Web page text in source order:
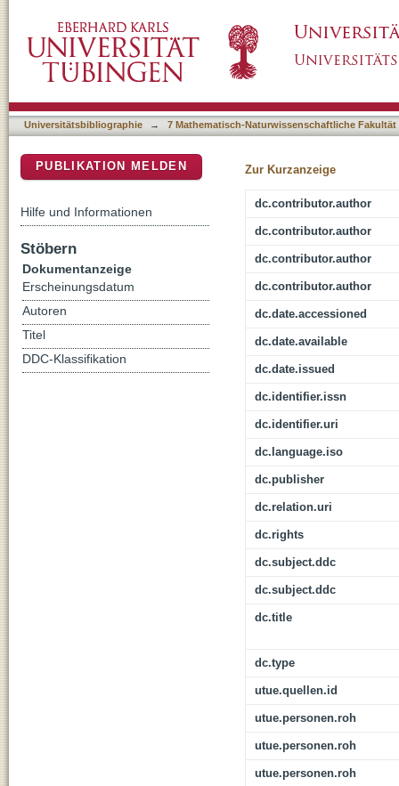
Universitätsbibliographie → 7 Mathematisch-Naturwissenschaftliche Fakultät
Zur Kurzanzeige
dc.contributor.author
dc.contributor.author
dc.contributor.author
dc.contributor.author
dc.date.accessioned
dc.date.available
dc.date.issued
dc.identifier.issn
dc.identifier.uri
dc.language.iso
dc.publisher
dc.relation.uri
dc.rights
dc.subject.ddc
dc.subject.ddc
dc.title
dc.type
utue.quellen.id
utue.personen.roh
utue.personen.roh
utue.personen.roh
PUBLIKATION MELDEN
Hilfe und Informationen
Stöbern
Dokumentanzeige
Erscheinungsdatum
Autoren
Titel
DDC-Klassifikation